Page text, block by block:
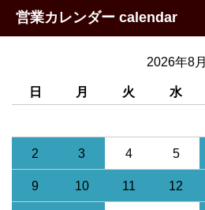
営業カレンダー calendar
2026年8月
日 月 火 水
2 3 4 5
9 10 11 12